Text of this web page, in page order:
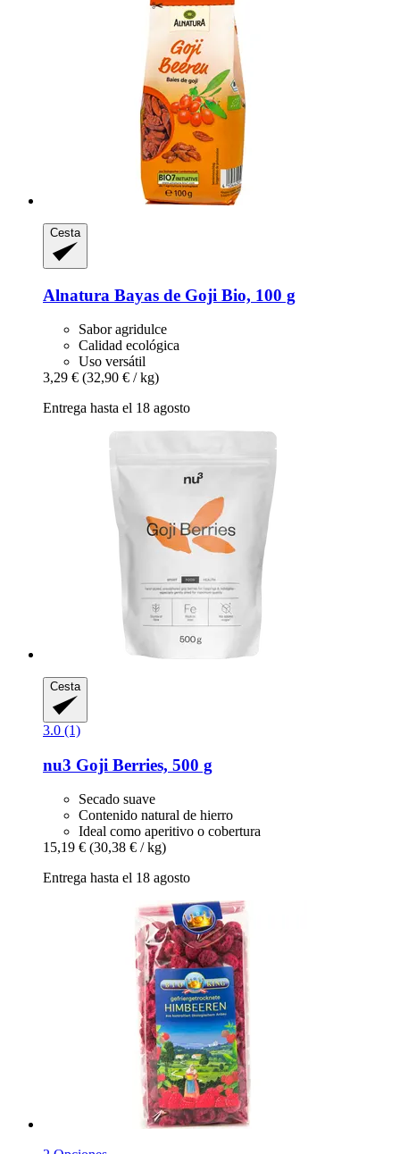
Cesta
Alnatura Bayas de Goji Bio, 100 g
Sabor agridulce
Calidad ecológica
Uso versátil
3,29 € (32,90 € / kg)
Entrega hasta el 18 agosto
Cesta
3.0 (1)
nu3 Goji Berries, 500 g
Secado suave
Contenido natural de hierro
Ideal como aperitivo o cobertura
15,19 € (30,38 € / kg)
Entrega hasta el 18 agosto